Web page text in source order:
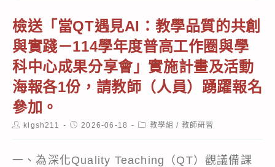
檢送「當QT遇見AI：教學品質的共創
與實踐－114學年度普高工作圈與學
科中心成果分享會」實施計畫及活動
海報各1份，請教師（人員）踴躍報名
參加。
Postklgsh211
Post2026-06-18
Post教學組 / 教師研習
一、為深化Quality Teaching（QT）觀議備課